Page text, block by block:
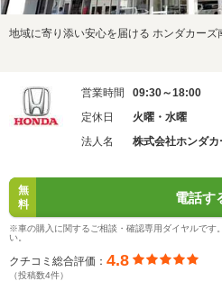
地域に寄り添い安心を届ける ホンダカー
営業時間
09:30～18:00
定休日
火曜・水曜
法人名
株式会社ホンダ
無
料
電話す
※車の購入に関するご相談・確認専用ダイヤルです
い。
クチコミ総合評価： 4.8
（投稿数4件）